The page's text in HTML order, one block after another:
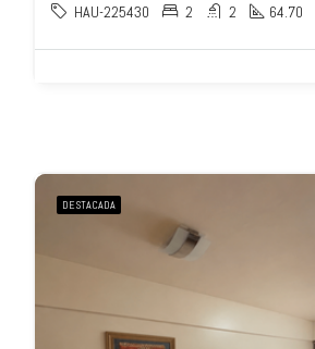
HAU-225430 2 2 64.70
DESTACADA